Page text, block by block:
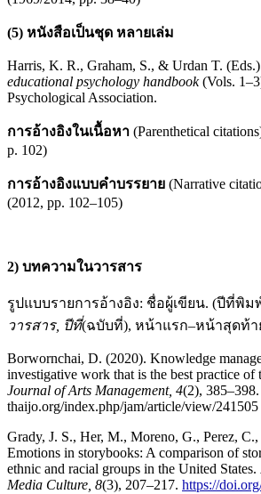
(5) หนังสือเป็นชุด หลายเล่ม
Harris, K. R., Graham, S., & Urdan T.
educational psychology handbook(Vols.
Psychological Association.
การอ้างอิงในเนื้อหา (Parenthetical
p. 102)
การอ้างอิงแบบคำบรรยาย (Narrative
(2012, pp. 102–105)
2) บทความในวารสาร
รูปแบบรายการอ้างอิง: ชื่อผู้เขียน. (ปีที่พิ
วารสาร, ปีที่(ฉบับที่), หน้าแรก–หน้าสุดท้า
Borwornchai, D. (2020). Knowledge
investigative work that is the best practice of
Journal of Arts Management, 4(2),
thaijo.org/index.php/jam/article/view/241505
Grady, J. S., Her, M., Moreno, G., Perez,
Emotions in storybooks: A comparison of
ethnic and racial groups in the United States.
Media Culture, 8(3), 207–217. https://